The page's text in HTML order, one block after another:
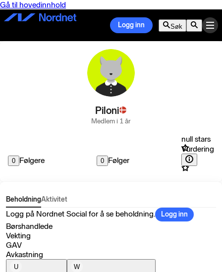
Gå til hovedinnhold
Logg inn Søk
Piloni
Medlem i 1 år
0 Følgere 0 Følger
null stars
Vurdering
BeholdningAktivitet
Logg på Nordnet Social for å se beholdning. Logg inn
Børshandlede
Vekting
GAV
Avkastning
U
W